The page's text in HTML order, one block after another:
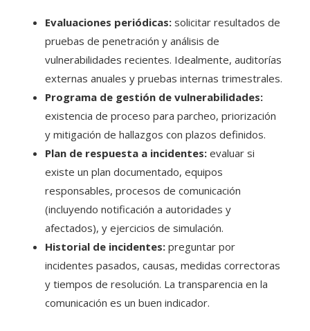
Evaluaciones periódicas: solicitar resultados de
pruebas de penetración y análisis de
vulnerabilidades recientes. Idealmente, auditorías
externas anuales y pruebas internas trimestrales.
Programa de gestión de vulnerabilidades:
existencia de proceso para parcheo, priorización
y mitigación de hallazgos con plazos definidos.
Plan de respuesta a incidentes: evaluar si
existe un plan documentado, equipos
responsables, procesos de comunicación
(incluyendo notificación a autoridades y
afectados), y ejercicios de simulación.
Historial de incidentes: preguntar por
incidentes pasados, causas, medidas correctoras
y tiempos de resolución. La transparencia en la
comunicación es un buen indicador.